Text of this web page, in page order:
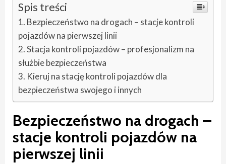
Spis treści
Bezpieczeństwo na drogach – stacje kontroli
pojazdów na pierwszej linii
Stacja kontroli pojazdów – profesjonalizm na
służbie bezpieczeństwa
Kieruj na stację kontroli pojazdów dla
bezpieczeństwa swojego i innych
Bezpieczeństwo na drogach –
stacje kontroli pojazdów na
pierwszej linii